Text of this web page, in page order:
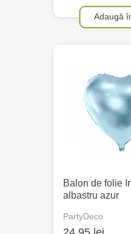
Adaugă
Balon de folie
albastru azur
PartyDeco